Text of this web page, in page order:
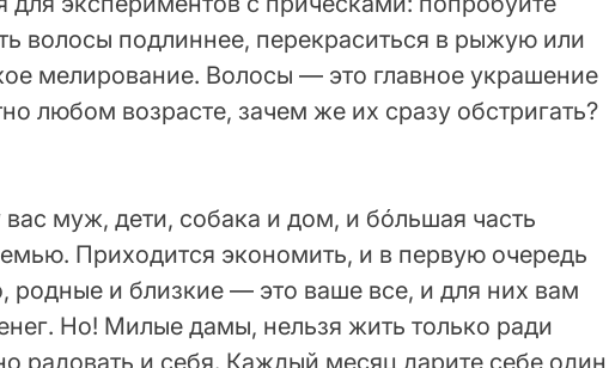
волосы подлиннее, перекраситься в рыжую или
мелирование. Волосы — это главное украшение
любом возрасте, зачем же их сразу обстригать?
муж, дети, собака и дом, и бóльшая часть
Приходится экономить, и в первую очередь
родные и близкие — это ваше все, и для них вам
Но! Милые дамы, нельзя жить только ради
радовать и себя. Каждый месяц дарите себе один